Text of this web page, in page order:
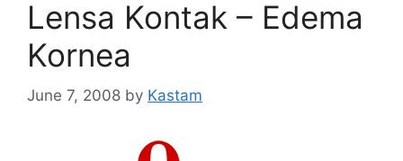
Lensa Kontak – Edema
Kornea
June 7, 2008 by Kastam